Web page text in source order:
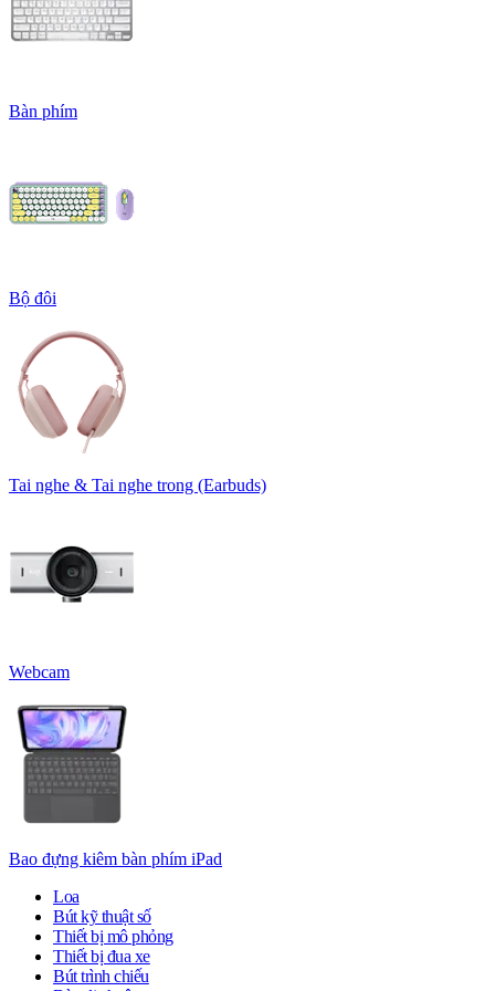
Bàn phím
Bộ đôi
Tai nghe & Tai nghe trong (Earbuds)
Webcam
Bao đựng kiêm bàn phím iPad
Loa
Bút kỹ thuật số
Thiết bị mô phỏng
Thiết bị đua xe
Bút trình chiếu